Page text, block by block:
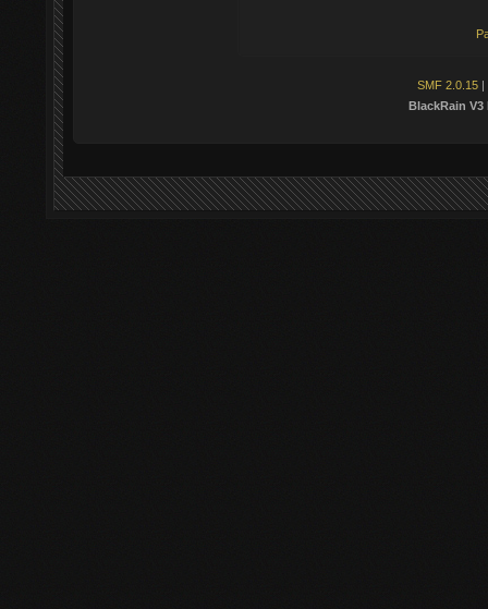
SMF 2.0.15 |
BlackRain V3